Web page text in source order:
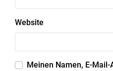
Website
Meinen Namen, E-